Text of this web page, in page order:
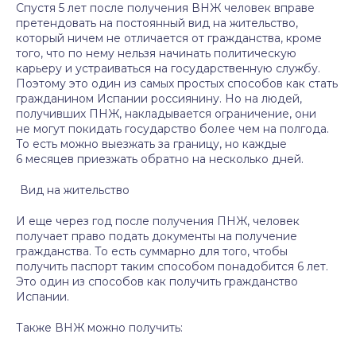
Спустя 5 лет после получения ВНЖ человек вправе
претендовать на постоянный вид на жительство,
который ничем не отличается от гражданства, кроме
того, что по нему нельзя начинать политическую
карьеру и устраиваться на государственную службу.
Поэтому это один из самых простых способов как стать
гражданином Испании россиянину. Но на людей,
получивших ПНЖ, накладывается ограничение, они
не могут покидать государство более чем на полгода.
То есть можно выезжать за границу, но каждые
6 месяцев приезжать обратно на несколько дней.
Вид на жительство
И еще через год после получения ПНЖ, человек
получает право подать документы на получение
гражданства. То есть суммарно для того, чтобы
получить паспорт таким способом понадобится 6 лет.
Это один из способов как получить гражданство
Испании.
Также ВНЖ можно получить: